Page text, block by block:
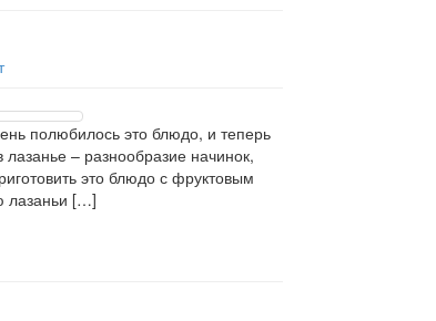
полюбилось это блюдо, и теперь
– разнообразие начинок,
это блюдо с фруктовым
лазаньи […]